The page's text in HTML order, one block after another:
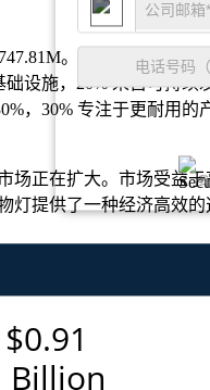
。
设施，20% 来自可持续
，30% 专注于更耐用的
场正在扩大。市场受益
提供了一种经济高效